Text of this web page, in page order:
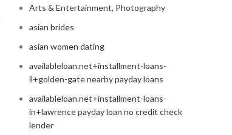
Arts & Entertainment, Photography
asian brides
asian women dating
availableloan.net+installment-loans-
il+golden-gate nearby payday loans
availableloan.net+installment-loans-
in+lawrence payday loan no credit check
lender